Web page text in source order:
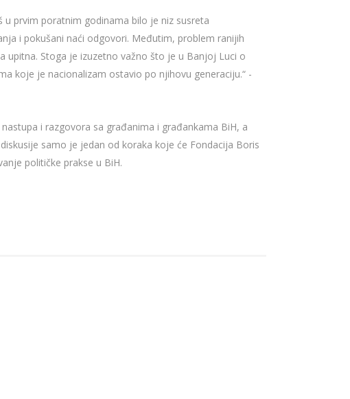
u prvim poratnim godinama bilo je niz susreta
i pokušani naći odgovori. Međutim, problem ranijih
upitna. Stoga je izuzetno važno što je u Banjoj Luci o
koje je nacionalizam ostavio po njihovu generaciju.“ -
i razgovora sa građanima i građankama BiH, a
samo je jedan od koraka koje će Fondacija Boris
političke prakse u BiH.